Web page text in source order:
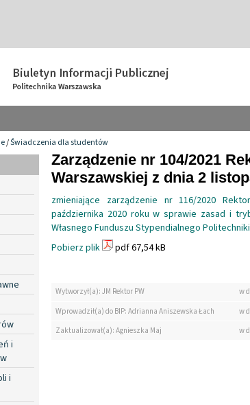
/Świadczenia dla studentów
i
i
Zarządzenie nr 104/2021
Warszawskiej z dnia 2
zmieniające zarządzenie nr 116/2020
października 2020 roku w sprawie zasad i
Własnego Funduszu Stypendialnego
Pobierz plik
pdf 67,54 kB
Wytworzył(a): JM Rektor PW
w
Wprowadził(a) do BIP: Adrianna Aniszewska Łach
w
Zaktualizował(a): Agnieszka Maj
w